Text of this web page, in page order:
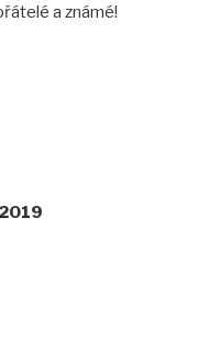
a známé!